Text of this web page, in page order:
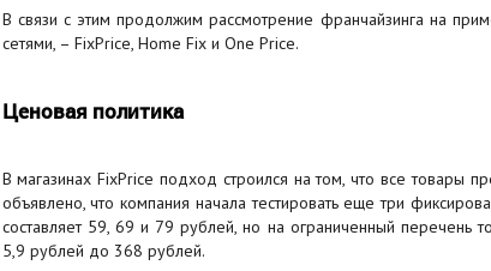
В связи с этим продолжим рассмотрение франчайзинга на
сетями, – FixPrice, Home Fix и One Price.
Ценовая политика
В магазинах FixPrice подход строился на том, что все товары
объявлено, что компания начала тестировать еще три
составляет 59, 69 и 79 рублей, но на ограниченный перечень
5,9 рублей до 368 рублей.